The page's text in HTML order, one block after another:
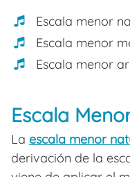
Escala menor
Escala menor
Escala menor
Escala
La escala menor
derivación de la